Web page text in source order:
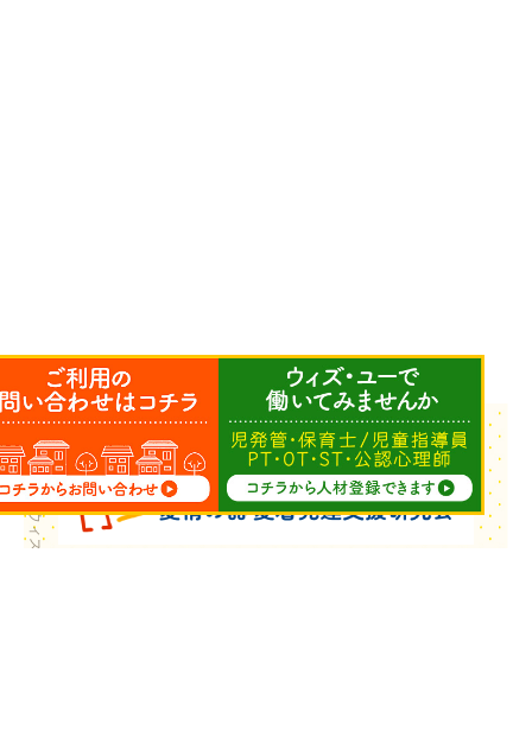
Copyright © ウィズ・ユー All Rights Reserved.